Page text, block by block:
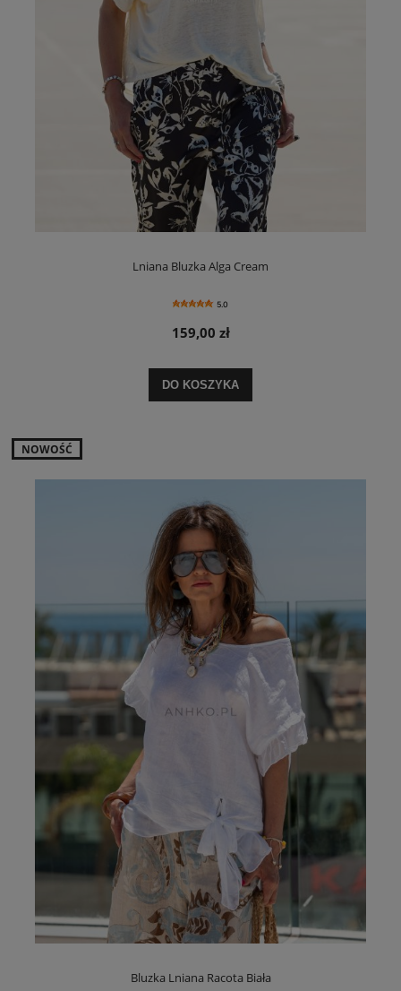
Lniana Bluzka Alga Cream
5.0
159,00 zł
DO KOSZYKA
Bluzka Lniana Racota Biała
NOWOŚĆ